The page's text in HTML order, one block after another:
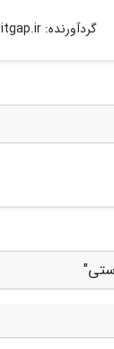
گردآورنده:itgap.ir